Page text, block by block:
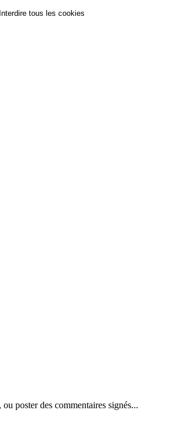
poster des commentaires signés...
tous les cookies